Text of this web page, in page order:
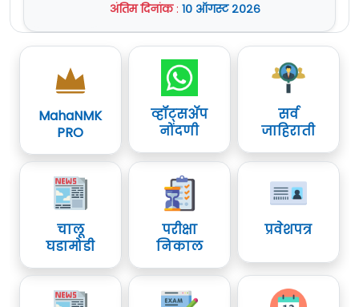
अंतिम दिनांक: १० ऑगस्ट २०२६
MahaNMK
PRO
व्हॉट्सॲप
नोंदणी
सर्व
जाहिराती
चालू
घडामोडी
परीक्षा
निकाल
प्रवेशपत्र